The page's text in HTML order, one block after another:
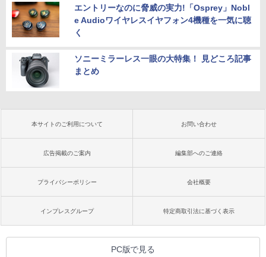
エントリーなのに脅威の実力!「Osprey」Nobl
e Audioワイヤレスイヤフォン4機種を一気に聴
く
ソニーミラーレス一眼の大特集！ 見どころ記事
まとめ
本サイトのご利用について お問い合わせ
広告掲載のご案内 編集部へのご連絡
プライバシーポリシー 会社概要
インプレスグループ 特定商取引法に基づく表示
PC版で見る